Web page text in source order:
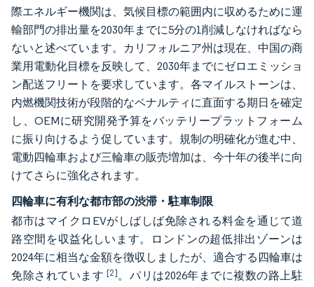
際エネルギー機関は、気候目標の範囲内に収めるために運
輸部門の排出量を2030年までに5分の1削減しなければなら
ないと述べています。カリフォルニア州は現在、中国の商
業用電動化目標を反映して、2030年までにゼロエミッショ
ン配送フリートを要求しています。各マイルストーンは、
内燃機関技術が段階的なペナルティに直面する期日を確定
し、OEMに研究開発予算をバッテリープラットフォーム
に振り向けるよう促しています。規制の明確化が進む中、
電動四輪車および三輪車の販売増加は、今十年の後半に向
けてさらに強化されます。
四輪車に有利な都市部の渋滞・駐車制限
都市はマイクロEVがしばしば免除される料金を通じて道
路空間を収益化しいます。ロンドンの超低排出ゾーンは
2024年に相当な金額を徴収しましたが、適合する四輪車は
免除されています [2]。パリは2026年までに複数の路上駐